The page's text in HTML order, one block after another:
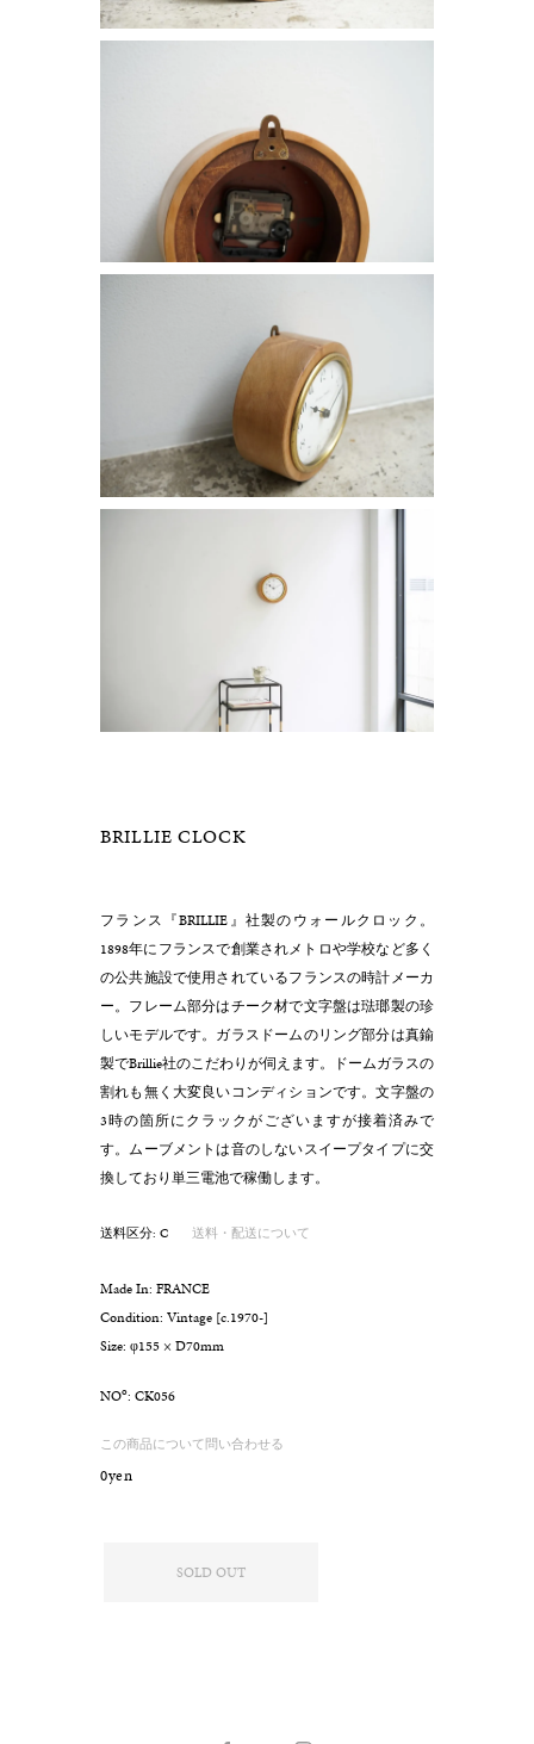
BRILLIE CLOCK
フランス『BRILLIE』社製のウォールクロック。
1898年にフランスで創業されメトロや学校など多く
の公共施設で使用されているフランスの時計メーカ
ー。フレーム部分はチーク材で文字盤は琺瑯製の珍
しいモデルです。ガラスドームのリング部分は真鍮
製でBrillie社のこだわりが伺えます。ドームガラスの
割れも無く大変良いコンディションです。文字盤の
3時の箇所にクラックがございますが接着済みで
す。ムーブメントは音のしないスイープタイプに交
換しており単三電池で稼働します。
送料区分: C 送料・配送について
Made In: FRANCE
Condition: Vintage [c.1970-]
Size: φ155 × D70mm
NOo: CK056
この商品について問い合わせる
0yen
SOLD OUT